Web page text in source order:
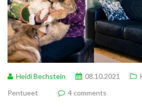
Heidi Bechstein 08.10.2021
Pentueet
4 comments